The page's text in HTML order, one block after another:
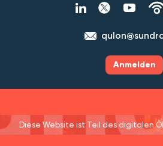
Anmelden
Diese Website ist Teil des digitalen